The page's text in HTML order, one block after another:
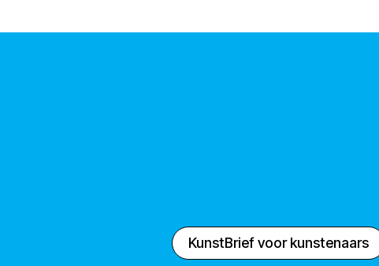
KunstBrief voor kunstenaars